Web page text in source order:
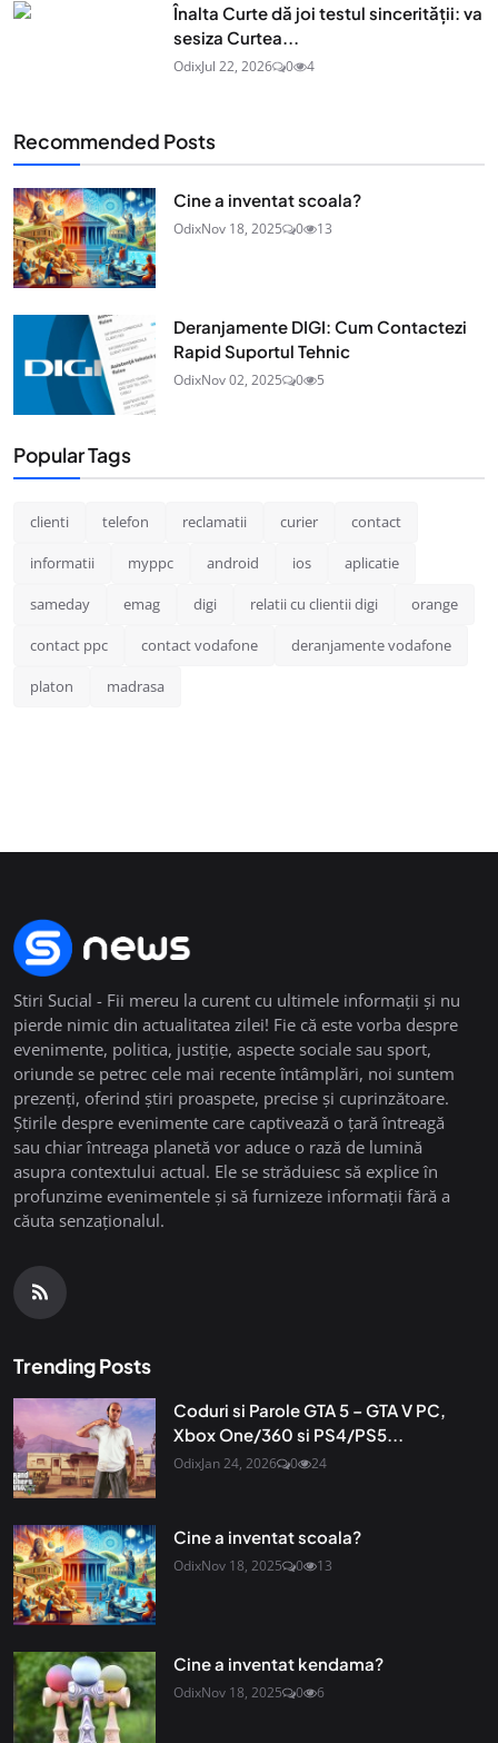
Înalta Curte dă joi testul sincerității: va
sesiza Curtea...
OdixJul 22, 2026 0 4
Recommended Posts
Cine a inventat scoala?
OdixNov 18, 2025 0 13
Deranjamente DIGI: Cum Contactezi
Rapid Suportul Tehnic
OdixNov 02, 2025 0 5
Popular Tags
clienti telefon reclamatii curier contact
informatii myppc android ios aplicatie
sameday emag digi relatii cu clientii digi orange
contact ppc contact vodafone deranjamente vodafone
platon madrasa
Stiri Sucial - Fii mereu la curent cu ultimele informații și nu
pierde nimic din actualitatea zilei! Fie că este vorba despre
evenimente, politica, justiție, aspecte sociale sau sport,
oriunde se petrec cele mai recente întâmplări, noi suntem
prezenți, oferind știri proaspete, precise și cuprinzătoare.
Știrile despre evenimente care captivează o țară întreagă
sau chiar întreaga planetă vor aduce o rază de lumină
asupra contextului actual. Ele se străduiesc să explice în
profunzime evenimentele și să furnizeze informații fără a
căuta senzaționalul.
Trending Posts
Coduri si Parole GTA 5 – GTA V PC,
Xbox One/360 si PS4/PS5...
OdixJan 24, 2026 0 24
Cine a inventat scoala?
OdixNov 18, 2025 0 13
Cine a inventat kendama?
OdixNov 18, 2025 0 6